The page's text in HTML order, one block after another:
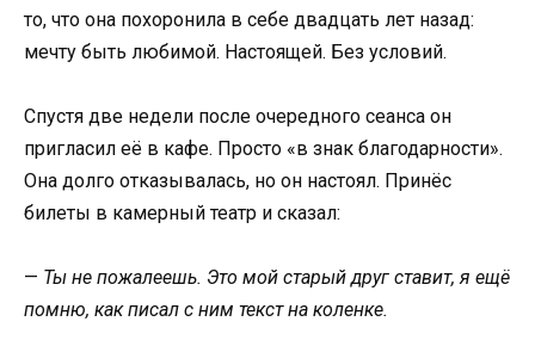
то, что она похоронила в себе двадцать лет назад:
мечту быть любимой. Настоящей. Без условий.
Спустя две недели после очередного сеанса он
пригласил её в кафе. Просто «в знак благодарности».
Она долго отказывалась, но он настоял. Принёс
билеты в камерный театр и сказал:
— Ты не пожалеешь. Это мой старый друг ставит, я ещё
помню, как писал с ним текст на коленке.